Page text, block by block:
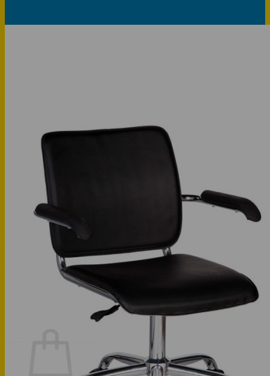
Công trình văn phòng
Công trình nhà ở
Sản phẩm
Văn phòng
Phòng khách
Phòng bếp
Phòng ngủ
Hotline: 0947 323438